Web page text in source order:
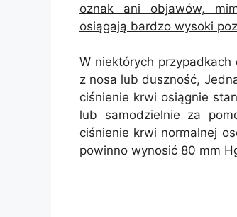
oznak ani objawów,
osiągają bardzo wysoki
W niektórych
z nosa lub duszność,
ciśnienie krwi osiągnie
lub samodzielnie za
ciśnienie krwi normalnej
powinno wynosić 80 mm